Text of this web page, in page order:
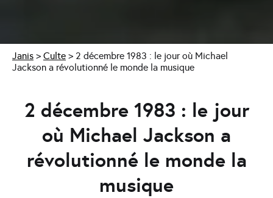
Janis > Culte > 2 décembre 1983 : le jour où Michael
Jackson a révolutionné le monde la musique
2 décembre 1983 : le jour
où Michael Jackson a
révolutionné le monde la
musique